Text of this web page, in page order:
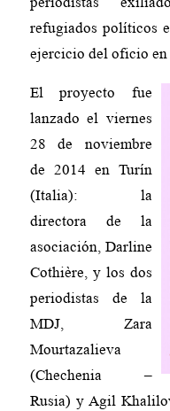
refugiados políticos
ejercicio del oficio en
El proyecto fue
lanzado el viernes
28 de noviembre
de 2014 en Turín
(Italia): la
directora de la
asociación, Darline
Cothière, y los dos
periodistas de la
MDJ, Zara
Mourtazalieva
(Chechenia –
Rusia) y Agil